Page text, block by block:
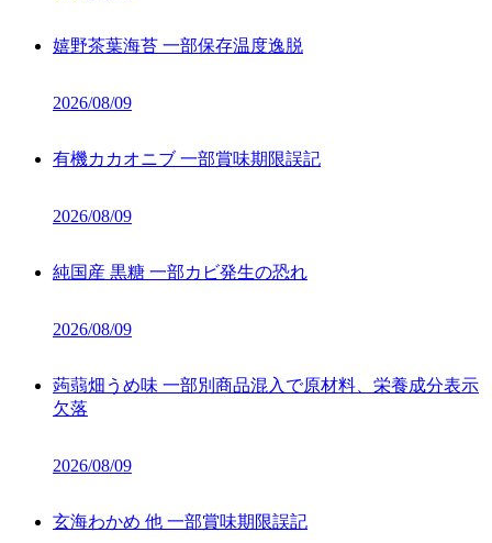
嬉野茶葉海苔 一部保存温度逸脱
2026/08/09
有機カカオニブ 一部賞味期限誤記
2026/08/09
純国産 黒糖 一部カビ発生の恐れ
2026/08/09
蒟蒻畑うめ味 一部別商品混入で原材料、栄養成分表示
欠落
2026/08/09
玄海わかめ 他 一部賞味期限誤記